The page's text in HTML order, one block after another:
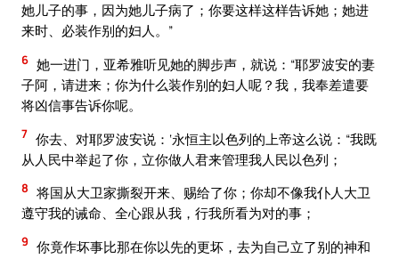
她儿子的事，因为她儿子病了；你要这样这样告诉她；她进
来时、必装作别的妇人。”
6 她一进门，亚希雅听见她的脚步声，就说：“耶罗波安的妻
子阿，请进来；你为什么装作别的妇人呢？我，我奉差遣要
将凶信事告诉你呢。
7 你去、对耶罗波安说：‘永恒主以色列的上帝这么说：“我既
从人民中举起了你，立你做人君来管理我人民以色列；
8 将国从大卫家撕裂开来、赐给了你；你却不像我仆人大卫
遵守我的诫命、全心跟从我，行我所看为对的事；
9 你竟作坏事比那在你以先的更坏，去为自己立了别的神和